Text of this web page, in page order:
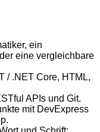
ein
eine vergleichbare
/ .NET Core, HTML,
APIs und Git.
mit DevExpress